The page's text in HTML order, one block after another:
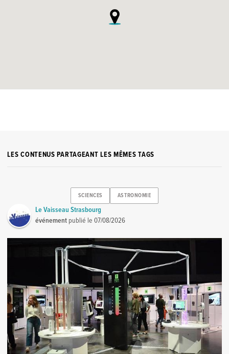
LES CONTENUS PARTAGEANT LES MÊMES TAGS
SCIENCES ASTRONOMIE
Le Vaisseau Strasbourg
événement publié le07/08/2026